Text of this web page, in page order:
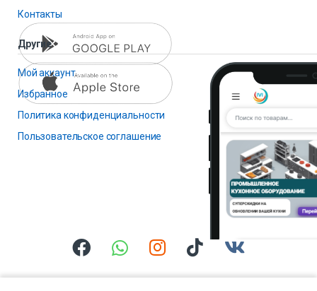
Контакты
Другие
Мой аккаунт
Избранное
Политика конфиденциальности
Пользовательское соглашение